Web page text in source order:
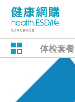
体检套餐